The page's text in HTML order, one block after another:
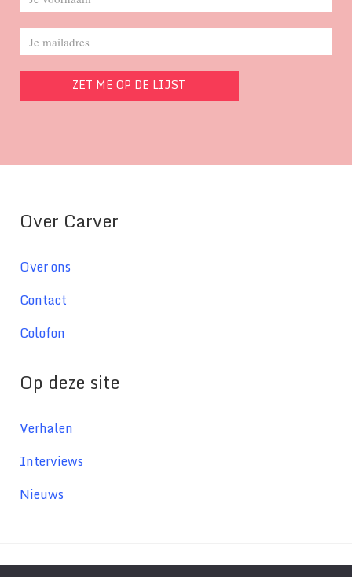
Over Carver
Over ons
Contact
Colofon
Op deze site
Verhalen
Interviews
Nieuws